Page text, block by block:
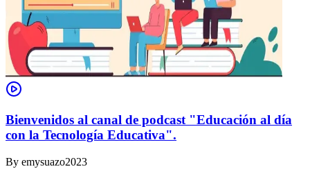
Bienvenidos al canal de podcast "Educación al día
con la Tecnología Educativa".
By emysuazo2023